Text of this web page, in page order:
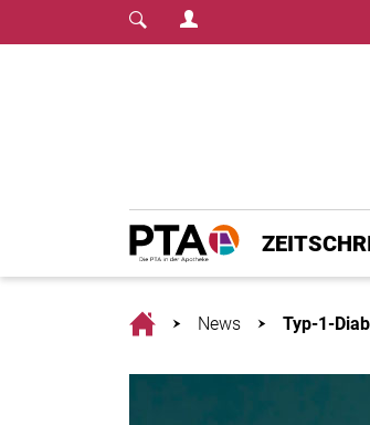
Login Menu
Home
HomeNews Typ-1-